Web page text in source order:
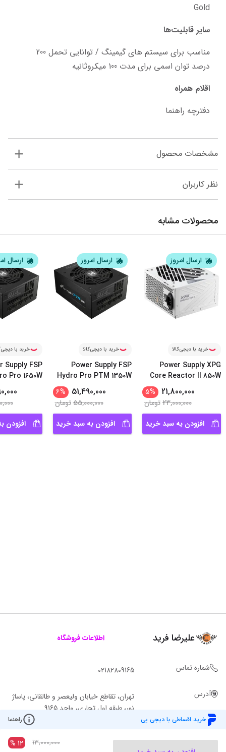
Gold
سایر قابلیت‌ها
درصد توان اسمی برای مدت 100 میکروثانیه
اقلام همراه
دفترچه راهنما
مشخصات محصول
نظر کاربران
محصولات مشابه
ارسال امروز
خرید با دیجی‌کالا
Power Supply XPG
Core Reactor II 850W
21,800,000
%
5
23,000,000تومان
افزودن به سبد خرید
ارسال امروز
خرید با دیجی‌کالا
Power Supply FSP
Hydro Pro PTM 1350W
51,490,000
%
6
55,000,000تومان
افزودن به سبد خرید
ارسال
خرید با
Supply FSP
Pro 1650W
افزودن
خرید اقساطی با دیجی پی راهنما
13,000,000
12
%
علیرضا فرید اطلاعات فروشگاه
شماره تماس 02182809165
آدرس
تهران، تقاطع خیابان ولیعصر و طالقانی، پاساژ
نور، طبقه اول تجاری، واحد 9165